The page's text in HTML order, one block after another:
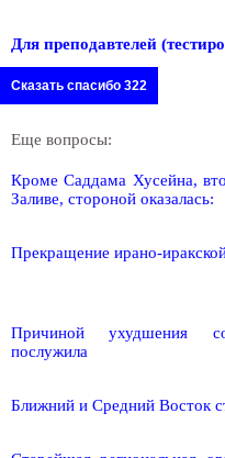
Для преподавтелей
Сказать спасибо 322
Еще вопросы:
Кроме Саддама Хусейна,
Заливе, стороной оказалась:
Прекращение ирано-
Причиной ухудшения
послужила
Ближний и Средний Восток